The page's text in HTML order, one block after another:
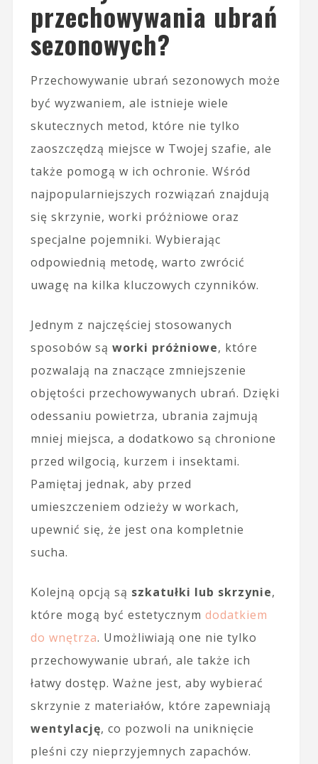
przechowywania ubrań
sezonowych?
Przechowywanie ubrań sezonowych może
być wyzwaniem, ale istnieje wiele
skutecznych metod, które nie tylko
zaoszczędzą miejsce w Twojej szafie, ale
także pomogą w ich ochronie. Wśród
najpopularniejszych rozwiązań znajdują
się skrzynie, worki próżniowe oraz
specjalne pojemniki. Wybierając
odpowiednią metodę, warto zwrócić
uwagę na kilka kluczowych czynników.
Jednym z najczęściej stosowanych
sposobów są worki próżniowe, które
pozwalają na znaczące zmniejszenie
objętości przechowywanych ubrań. Dzięki
odessaniu powietrza, ubrania zajmują
mniej miejsca, a dodatkowo są chronione
przed wilgocią, kurzem i insektami.
Pamiętaj jednak, aby przed
umieszczeniem odzieży w workach,
upewnić się, że jest ona kompletnie
sucha.
Kolejną opcją są szkatułki lub skrzynie,
które mogą być estetycznym dodatkiem
do wnętrza. Umożliwiają one nie tylko
przechowywanie ubrań, ale także ich
łatwy dostęp. Ważne jest, aby wybierać
skrzynie z materiałów, które zapewniają
wentylację, co pozwoli na uniknięcie
pleśni czy nieprzyjemnych zapachów.